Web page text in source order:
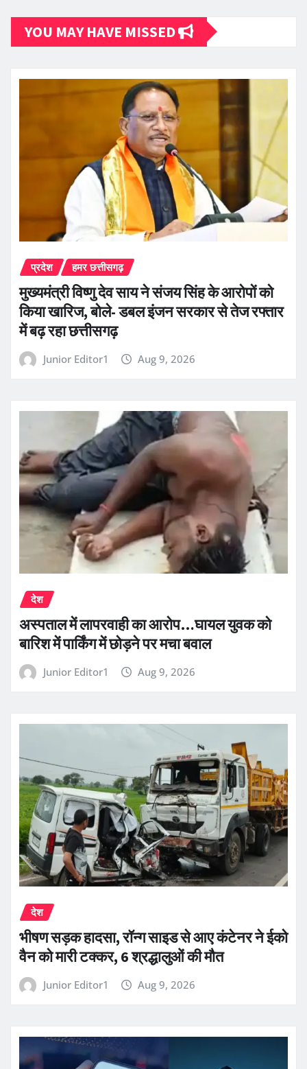
YOU MAY HAVE MISSED
प्रदेश हमर छत्तीसगढ़
मुख्यमंत्री विष्णु देव साय ने संजय सिंह के आरोपों को
किया खारिज, बोले- डबल इंजन सरकार से तेज रफ्तार
में बढ़ रहा छत्तीसगढ़
Junior Editor1 Aug 9, 2026
देश
अस्पताल में लापरवाही का आरोप…घायल युवक को
बारिश में पार्किंग में छोड़ने पर मचा बवाल
Junior Editor1 Aug 9, 2026
देश
भीषण सड़क हादसा, रॉन्ग साइड से आए कंटेनर ने ईको
वैन को मारी टक्कर, 6 श्रद्धालुओं की मौत
Junior Editor1 Aug 9, 2026